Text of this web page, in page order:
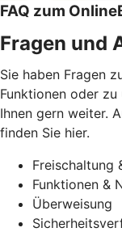
FAQ zum
Fragen und
Sie haben Fragen
Funktionen oder zu
Ihnen gern weiter.
finden Sie hier.
Freischaltung
Funktionen &
Überweisung